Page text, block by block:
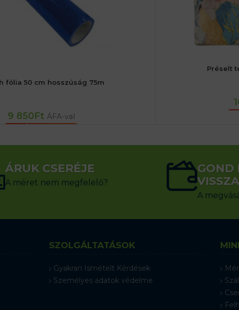
fólia 50 cm hosszúság 75m
9 850Ft ÁFA-val
KOSÁRBA TESZEM
Préselt
ÁRUK CSERÉJE
A méret nem megfelelő?
GOND
A
SZOLGÁLTATÁSOK
Gyakran Ismételt Kérdések
Személyes adatok védelme